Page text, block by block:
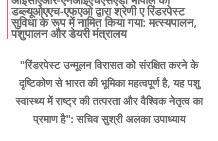
डब्ल्यूओएएच-एफएओ द्वारा श्रेणी ए रिंडरपेस्ट
सुविधा के रूप में नामित किया गया: मत्स्यपालन,
पशुपालन और डेयरी मंत्रालय
"रिंडरपेस्ट उन्मूलन विरासत को संरक्षित करने के
दृष्टिकोण से भारत की भूमिका महत्वपूर्ण है, यह पशु
स्वास्थ्य में राष्ट्र की तत्परता और वैश्विक नेतृत्व का
प्रमाण है": सचिव सुश्री अलका उपाध्याय